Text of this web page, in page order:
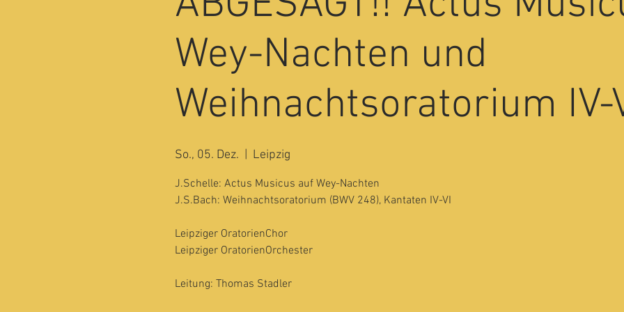
Wey-Nachten und
Weihnachtsoratorium IV-
So., 05. Dez. Leipzig
J.Schelle: Actus Musicus auf Wey-Nachten
J.S.Bach: Weihnachtsoratorium (BWV 248), Kantaten IV-VI
Leipziger OratorienChor
Leipziger OratorienOrchester
Leitung: Thomas Stadler